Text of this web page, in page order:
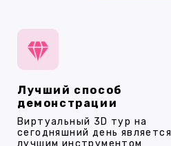
Лучший способ
демонстрации
Виртуальный 3D тур на
сегодняшний день является